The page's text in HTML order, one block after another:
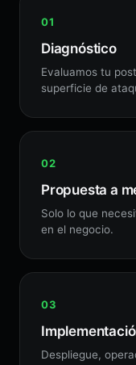
Diagnóstico
Evaluamos tu
superficie de
Propuesta a
Solo lo que
en el negocio.
Despliegue,